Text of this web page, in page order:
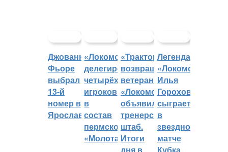
Джованни
Фьоре
выбрал
13-й
номер в
Ярославле
«Локомотив»
делегировал
четырёх
игроков
в
состав
пермского
«Молота»
«Трактор»
возвращает
ветеранов,
«Локомотив»
объявил
тренерский
штаб.
Итоги
Легенда
«Локомотива»
Илья
Горохов
сыграет
в
звездном
матче